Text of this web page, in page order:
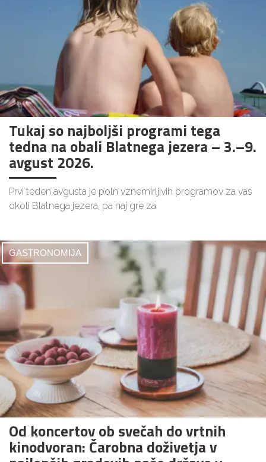
Tukaj so najboljši programi tega
tedna na obali Blatnega jezera – 3.–9.
avgust 2026.
Prvi teden avgusta je poln vznemirljivih programov za vas
okoli Blatnega jezera, pa naj gre za
GASTRONOMIJA
Od koncertov ob svečah do vrtnih
kinodvoran: Čarobna doživetja v